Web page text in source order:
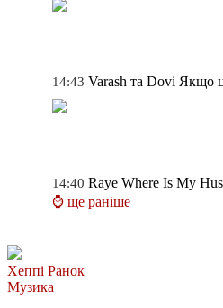
14:43 Varash та Dovi Якщо
14:40 Raye Where Is My
⌚ ще раніше
Хеппі Ранок
Музика